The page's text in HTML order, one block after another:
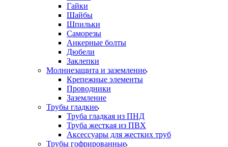
Гайки
Шайбы
Шпильки
Саморезы
Анкерные болты
Дюбели
Заклепки
Молниезащита и заземление
Крепежные элементы
Проводники
Заземление
Трубы гладкие
Труба гладкая из ПНД
Труба жесткая из ПВХ
Аксессуары для жестких труб
Трубы гофрированные